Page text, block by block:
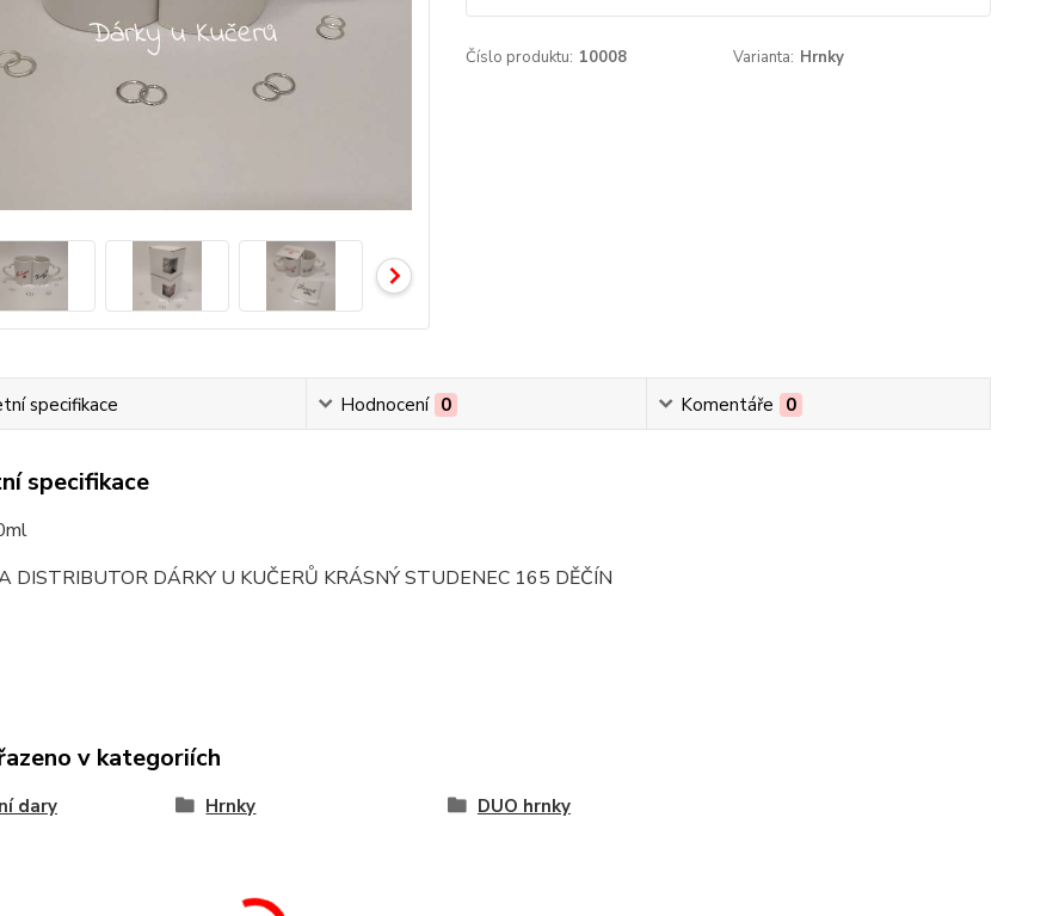
Číslo produktu: 10008 Varianta: Hrnky
specifikace Hodnocení 0 Komentáře 0
specifikace
DISTRIBUTOR DÁRKY U KUČERŮ KRÁSNÝ STUDENEC 165 DĚČÍN
v kategoriích
dary Hrnky DUO hrnky